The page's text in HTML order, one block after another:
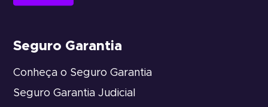
Seguro Garantia
Conheça o Seguro Garantia
Seguro Garantia Judicial